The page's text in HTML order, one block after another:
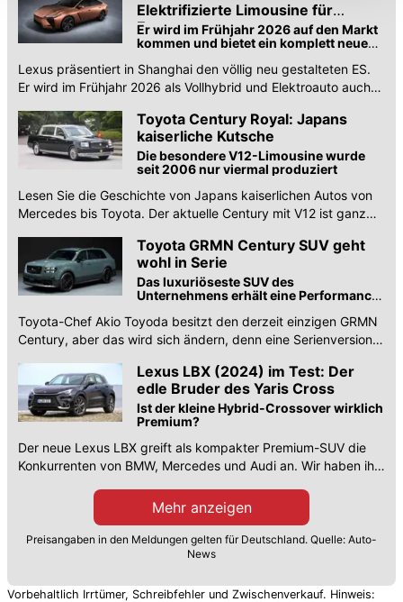
Datenschutzerklärung
anpassen.
Elektrifizierte Limousine für
Europa
Er wird im Frühjahr 2026 auf den Markt
kommen und bietet ein komplett neues
Lexus präsentiert in Shanghai den völlig neu gestalteten ES.
Er wird im Frühjahr 2026 als Vollhybrid und Elektroauto auch
Toyota Century Royal: Japans
kaiserliche Kutsche
Die besondere V12-Limousine wurde
seit 2006 nur viermal produziert
Lesen Sie die Geschichte von Japans kaiserlichen Autos von
Mercedes bis Toyota. Der aktuelle Century mit V12 ist ganz
Toyota GRMN Century SUV geht
wohl in Serie
Das luxuriöseste SUV des
Unternehmens erhält eine Performance-
Toyota-Chef Akio Toyoda besitzt den derzeit einzigen GRMN
Century, aber das wird sich ändern, denn eine Serienversion
Lexus LBX (2024) im Test: Der
edle Bruder des Yaris Cross
Ist der kleine Hybrid-Crossover wirklich
Premium?
Der neue Lexus LBX greift als kompakter Premium-SUV die
Konkurrenten von BMW, Mercedes und Audi an. Wir haben ihn
Mehr anzeigen
Preisangaben in den Meldungen gelten für Deutschland. Quelle: Auto-
News
Vorbehaltlich Irrtümer, Schreibfehler und Zwischenverkauf. Hinweis: